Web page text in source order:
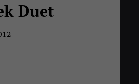
Duet